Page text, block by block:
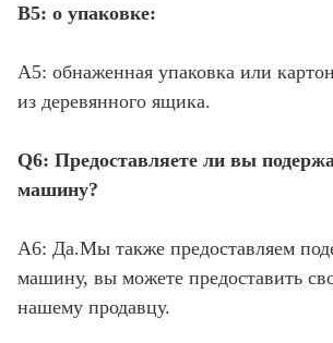
В5: о упаковке:
A5: обнаженная упаковка или
из деревянного ящика.
Q6: Предоставляете ли вы
машину?
А6: Да.Мы также предоставляем
машину, вы можете предоставить
нашему продавцу.